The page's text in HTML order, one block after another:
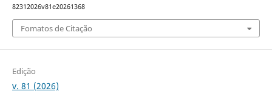
82312026v81e20261368
Fomatos de Citação
Edição
v. 81 (2026)